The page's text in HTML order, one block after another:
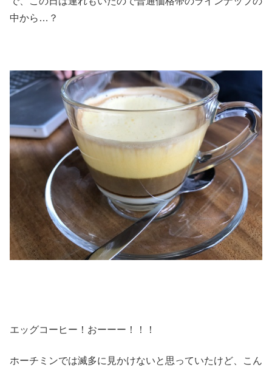
中から…？
エッグコーヒー！おーーー！！！
ホーチミンでは滅多に見かけないと思っていたけど、こん